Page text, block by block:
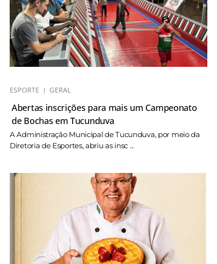
ESPORTE GERAL
Abertas inscrições para mais um Campeonato
de Bochas em Tucunduva
A Administração Municipal de Tucunduva, por meio da
Diretoria de Esportes, abriu as insc ...